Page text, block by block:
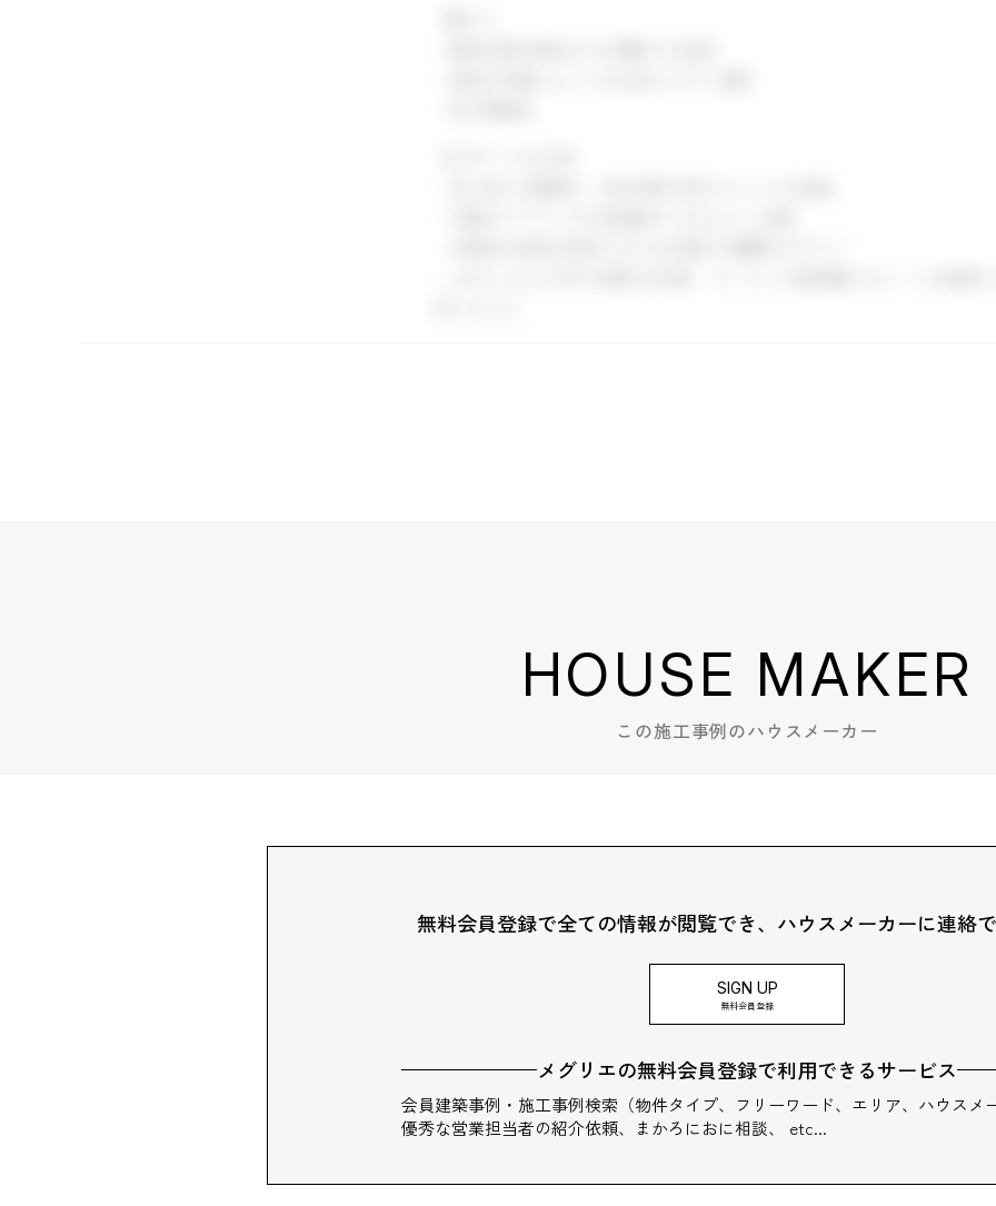
HOUSE MAKER
この施工事例のハウスメーカー
無料会員登録で全ての情報が閲覧でき、 ハウスメーカーに連絡
SIGN UP
無料会員登録
メグリエの無料会員登録で利用できるサービス
会員建築事例・施工事例検索（物件タイプ、フリーワード、エリア、ハウスメ
優秀な営業担当者の紹介依頼、まかろにおに相談、 etc...